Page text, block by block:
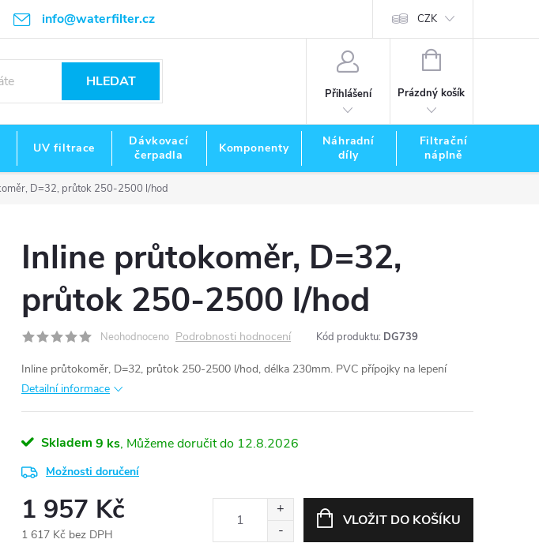
info@waterfilter.cz CZK
HLEDAT
Přihlášení
NÁKUPNÍ
Prázdný košík
UV filtrace
Dávkovací
čerpadla
Komponenty
Náhradní
díly
Filtrační
náplně
D=32, průtok 250-2500 l/hod
Inline průtokoměr, D=32,
průtok 250-2500 l/hod
Neohodnoceno Podrobnosti hodnocení Kód produktu: DG739
Inline průtokoměr, D=32, průtok 250-2500 l/hod, délka 230mm. PVC přípojky na lepení
Detailní informace
Skladem 9 ks 12.8.2026
Možnosti doručení
1 957 Kč
1 617 Kč bez DPH
VLOŽIT DO KOŠÍKU